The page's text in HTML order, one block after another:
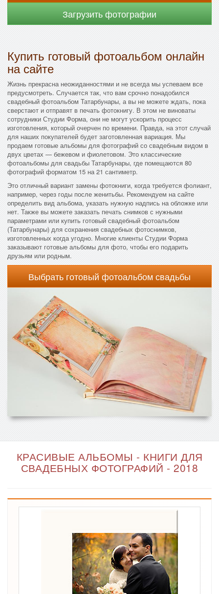
Загрузить фотографии
Купить готовый фотоальбом онлайн
на сайте
Жизнь прекрасна неожиданностями и не всегда мы успеваем все
предусмотреть. Случается так, что вам срочно понадобился
свадебный фотоальбом Татарбунары, а вы не можете ждать, пока
сверстают и отправят в печать фотокнигу. В этом не виноваты
сотрудники Студии Форма, они не могут ускорить процесс
изготовления, который очерчен по времени. Правда, на этот случай
для наших покупателей будет заготовленная вариация. Мы
продаем готовые альбомы для фотографий со свадебным видом в
двух цветах — бежевом и фиолетовом. Это классические
фотоальбомы для свадьбы Татарбунары, где помещаются 80
фотографий форматом 15 на 21 сантиметр.
Это отличный вариант замены фотокниги, когда требуется фолиант,
например, через годы после женитьбы. Рекомендуем на сайте
определить вид альбома, указать нужную надпись на обложке или
нет. Также вы можете заказать печать снимков с нужными
параметрами или купить готовый свадебный фотоальбом
(Татарбунары) для сохранения свадебных фотоснимков,
изготовленных когда угодно. Многие клиенты Студии Форма
заказывают готовые альбомы для фото, чтобы его подарить
друзьям или родным.
Выбрать готовый фотоальбом свадьбы
КРАСИВЫЕ АЛЬБОМЫ - КНИГИ ДЛЯ
СВАДЕБНЫХ ФОТОГРАФИЙ - 2018